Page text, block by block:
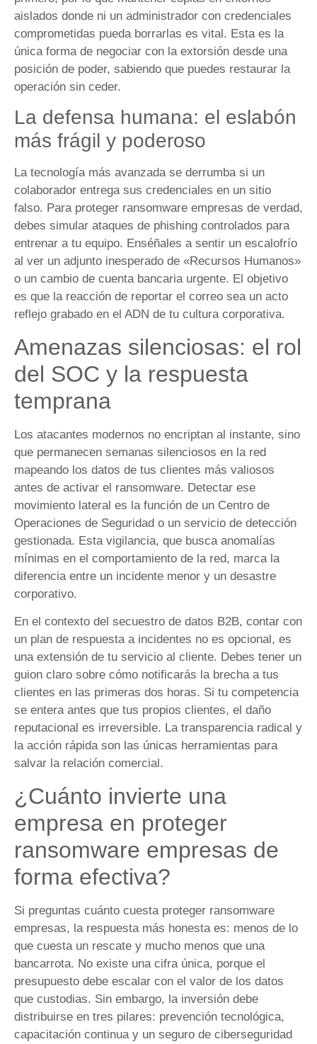
aislados donde ni un administrador con credenciales
comprometidas pueda borrarlas es vital. Esta es la
única forma de negociar con la extorsión desde una
posición de poder, sabiendo que puedes restaurar la
operación sin ceder.
La defensa humana: el eslabón
más frágil y poderoso
La tecnología más avanzada se derrumba si un
colaborador entrega sus credenciales en un sitio
falso. Para proteger ransomware empresas de verdad,
debes simular ataques de phishing controlados para
entrenar a tu equipo. Enséñales a sentir un escalofrío
al ver un adjunto inesperado de «Recursos Humanos»
o un cambio de cuenta bancaria urgente. El objetivo
es que la reacción de reportar el correo sea un acto
reflejo grabado en el ADN de tu cultura corporativa.
Amenazas silenciosas: el rol
del SOC y la respuesta
temprana
Los atacantes modernos no encriptan al instante, sino
que permanecen semanas silenciosos en la red
mapeando los datos de tus clientes más valiosos
antes de activar el ransomware. Detectar ese
movimiento lateral es la función de un Centro de
Operaciones de Seguridad o un servicio de detección
gestionada. Esta vigilancia, que busca anomalías
mínimas en el comportamiento de la red, marca la
diferencia entre un incidente menor y un desastre
corporativo.
En el contexto del secuestro de datos B2B, contar con
un plan de respuesta a incidentes no es opcional, es
una extensión de tu servicio al cliente. Debes tener un
guion claro sobre cómo notificarás la brecha a tus
clientes en las primeras dos horas. Si tu competencia
se entera antes que tus propios clientes, el daño
reputacional es irreversible. La transparencia radical y
la acción rápida son las únicas herramientas para
salvar la relación comercial.
¿Cuánto invierte una
empresa en proteger
ransomware empresas de
forma efectiva?
Si preguntas cuánto cuesta proteger ransomware
empresas, la respuesta más honesta es: menos de lo
que cuesta un rescate y mucho menos que una
bancarrota. No existe una cifra única, porque el
presupuesto debe escalar con el valor de los datos
que custodias. Sin embargo, la inversión debe
distribuirse en tres pilares: prevención tecnológica,
capacitación continua y un seguro de ciberseguridad